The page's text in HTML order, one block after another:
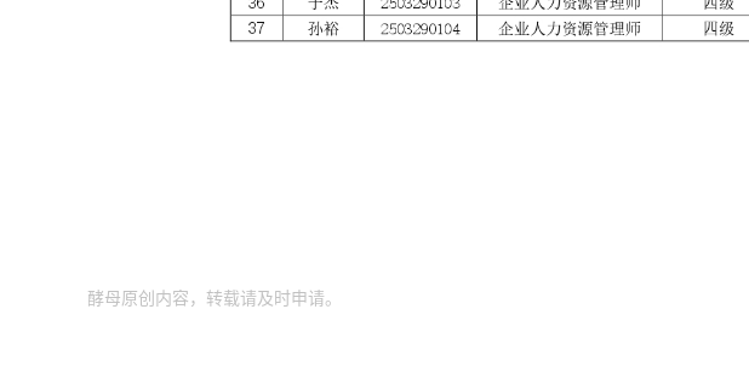
酵母原创内容，转载请及时申请。